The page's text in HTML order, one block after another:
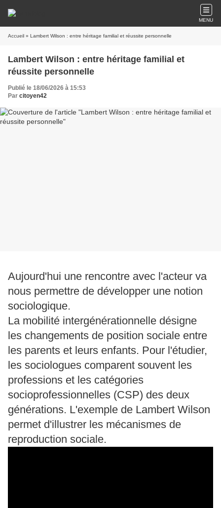
MENU
Accueil » Lambert Wilson : entre héritage familial et réussite personnelle
Lambert Wilson : entre héritage familial et
réussite personnelle
Publié le 18/06/2026 à 15:53
Par citoyen42
Aujourd'hui une rencontre avec l'acteur va
nous permettre de développer une notion
sociologique.
La mobilité intergénérationnelle désigne
les changements de position sociale entre
les parents et leurs enfants. Pour l'étudier,
les sociologues comparent souvent les
professions et les catégories
socioprofessionnelles (CSP) des deux
générations. L'exemple de Lambert Wilson
permet d'illustrer les mécanismes de
reproduction sociale.